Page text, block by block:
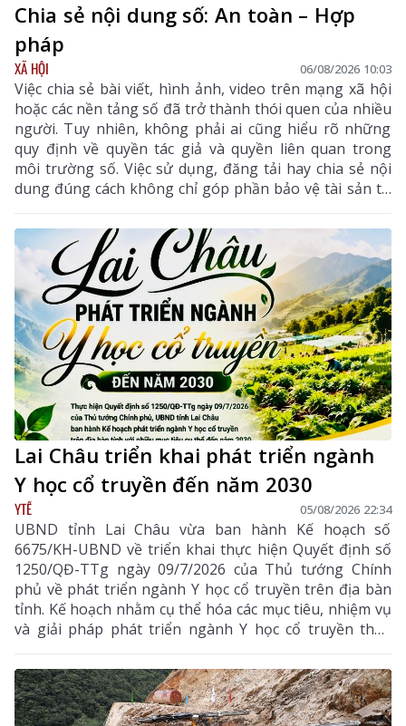
Chia sẻ nội dung số: An toàn – Hợp
pháp
XÃ HỘI 06/08/2026 10:03
Việc chia sẻ bài viết, hình ảnh, video trên mạng xã hội
hoặc các nền tảng số đã trở thành thói quen của nhiều
người. Tuy nhiên, không phải ai cũng hiểu rõ những
quy định về quyền tác giả và quyền liên quan trong
môi trường số. Việc sử dụng, đăng tải hay chia sẻ nội
dung đúng cách không chỉ góp phần bảo vệ tài sản trí
tuệ của tác giả, mà còn giúp mỗi cá nhân tránh những
vi phạm pháp luật khi tham gia không gian mạng.
Lai Châu triển khai phát triển ngành
Y học cổ truyền đến năm 2030
YTẾ 05/08/2026 22:34
UBND tỉnh Lai Châu vừa ban hành Kế hoạch số
6675/KH-UBND về triển khai thực hiện Quyết định số
1250/QĐ-TTg ngày 09/7/2026 của Thủ tướng Chính
phủ về phát triển ngành Y học cổ truyền trên địa bàn
tỉnh. Kế hoạch nhằm cụ thể hóa các mục tiêu, nhiệm vụ
và giải pháp phát triển ngành Y học cổ truyền theo
hướng hiện đại, hiệu quả, bền vững; đẩy mạnh kết
hợp y học cổ truyền với y học hiện đại, phát huy tiềm
năng dược liệu của địa phương, góp phần nâng cao
chất lượng chăm sóc, bảo vệ sức khỏe nhân dân và